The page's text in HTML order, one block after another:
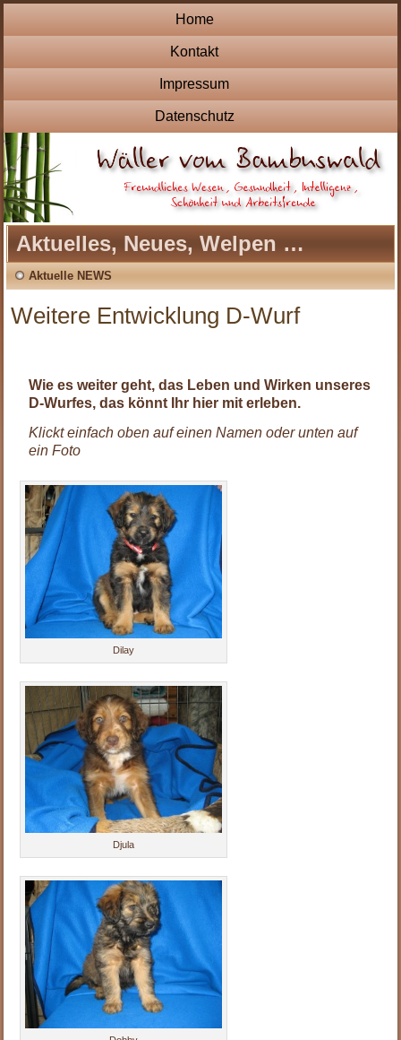
Home
Kontakt
Impressum
Datenschutz
Aktuelles, Neues, Welpen …
Aktuelle NEWS
Weitere Entwicklung D-Wurf
Wie es weiter geht, das Leben und Wirken unseres
D-Wurfes, das könnt Ihr hier mit erleben.
Klickt einfach oben auf einen Namen oder unten auf
ein Foto
Dilay
Djula